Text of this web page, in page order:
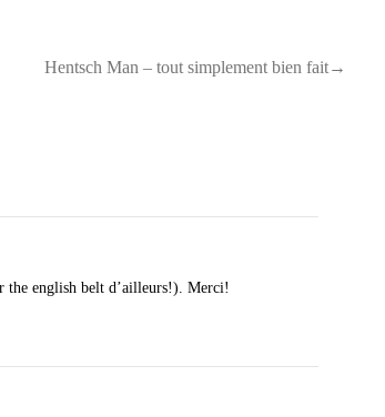
Hentsch Man – tout simplement bien fait→
the english belt d’ailleurs!). Merci!